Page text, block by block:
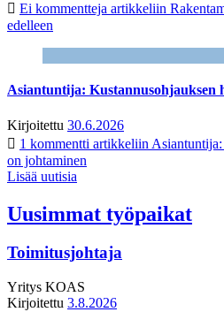
Ei kommentteja artikkeliin
edelleen
Asiantuntija: Kustannusohjauksen
Kirjoitettu 30.6.2026
1 kommentti artikkeliin Asiantuntija:
on johtaminen
Lisää uutisia
Uusimmat työpaikat
Toimitusjohtaja
Yritys KOAS
Kirjoitettu 3.8.2026